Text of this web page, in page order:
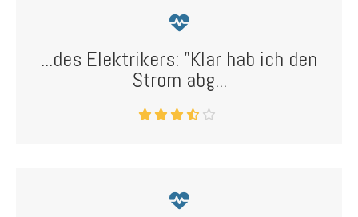
...des Elektrikers: "Klar hab ich den
Strom abg...